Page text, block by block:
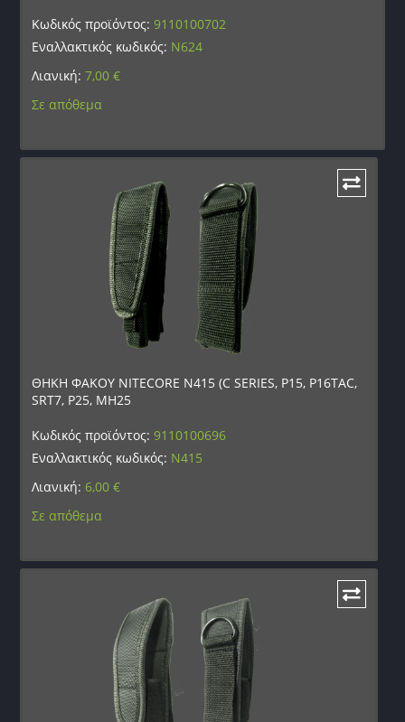
Κωδικός προϊόντος:9110100702
Εναλλακτικός κωδικός: N624
Λιανική:7,00€
Σε απόθεμα
ΘΗΚΗ ΦΑΚΟΥ NITECORE N415 (C SERIES, P15, P16TAC,
SRT7, P25, MH25
Κωδικός προϊόντος:9110100696
Εναλλακτικός κωδικός: N415
Λιανική: 6,00€
Σε απόθεμα